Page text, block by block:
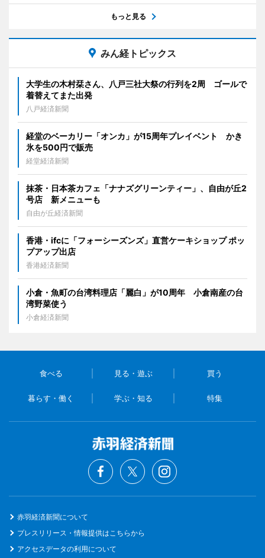
もっと見る
みん経トピックス
大学生の木村栞さん、八戸三社大祭の行列を2周 ゴールで
着替えてまた出発
八戸経済新聞
経堂のベーカリー「オンカ」が15周年プレイベント かき
氷を500円で販売
経堂経済新聞
抹茶・日本茶カフェ「ナナズグリーンティー」、自由が丘2
号店 新メニューも
自由が丘経済新聞
香港・ifcに「フォーシーズンズ」直営ケーキショップ ポッ
プアップ出店
香港経済新聞
小倉・魚町の台湾料理店「麗白」が10周年 小倉南産の台
湾野菜使う
小倉経済新聞
食べる 見る・遊ぶ 買う
暮らす・働く 学ぶ・知る 特集
赤羽経済新聞について
プレスリリース・情報提供はこちらから
アクセスデータの利用について